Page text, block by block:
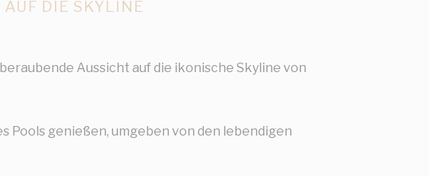
DIE SKYLINE
Aussicht auf die ikonische Skyline von
Pools genießen, umgeben von den lebendigen